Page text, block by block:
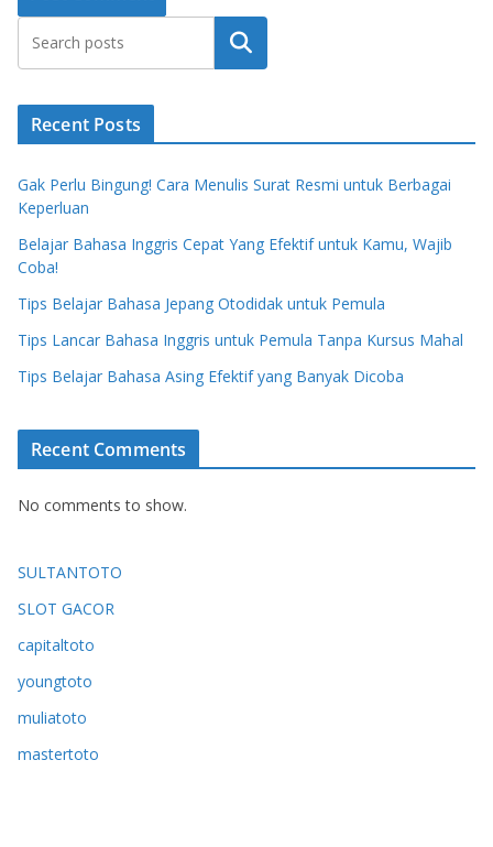
Search
Recent Posts
Gak Perlu Bingung! Cara Menulis Surat Resmi untuk Berbagai
Keperluan
Belajar Bahasa Inggris Cepat Yang Efektif untuk Kamu, Wajib
Coba!
Tips Belajar Bahasa Jepang Otodidak untuk Pemula
Tips Lancar Bahasa Inggris untuk Pemula Tanpa Kursus Mahal
Tips Belajar Bahasa Asing Efektif yang Banyak Dicoba
Recent Comments
No comments to show.
SULTANTOTO
SLOT GACOR
capitaltoto
youngtoto
muliatoto
mastertoto